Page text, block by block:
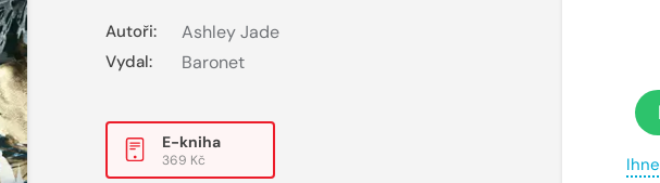
Autoři: Ashley Jade
Vydal: Baronet
E-kniha
369 Kč